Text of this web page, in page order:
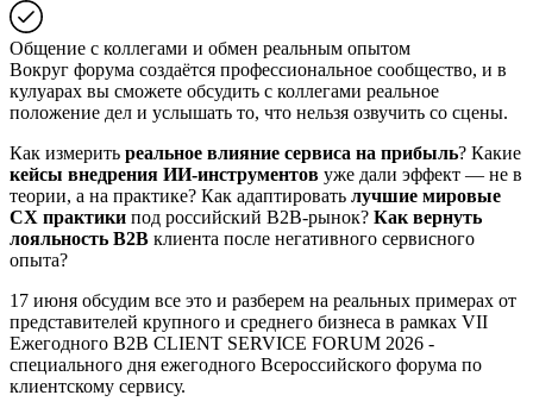
Общение с коллегами и обмен реальным опытом
Вокруг форума создаётся профессиональное сообщество, и в
кулуарах вы сможете обсудить с коллегами реальное
положение дел и услышать то, что нельзя озвучить со сцены.
Как измерить реальное влияние сервиса на прибыль? Какие
кейсы внедрения ИИ-инструментов уже дали эффект — не в
теории, а на практике? Как адаптировать лучшие мировые
CX практики под российский B2B-рынок? Как вернуть
лояльность B2B клиента после негативного сервисного
опыта?
17 июня обсудим все это и разберем на реальных примерах от
представителей крупного и среднего бизнеса в рамках VII
Ежегодного B2B CLIENT SERVICE FORUM 2026 -
специального дня ежегодного Всероссийского форума по
клиентскому сервису.